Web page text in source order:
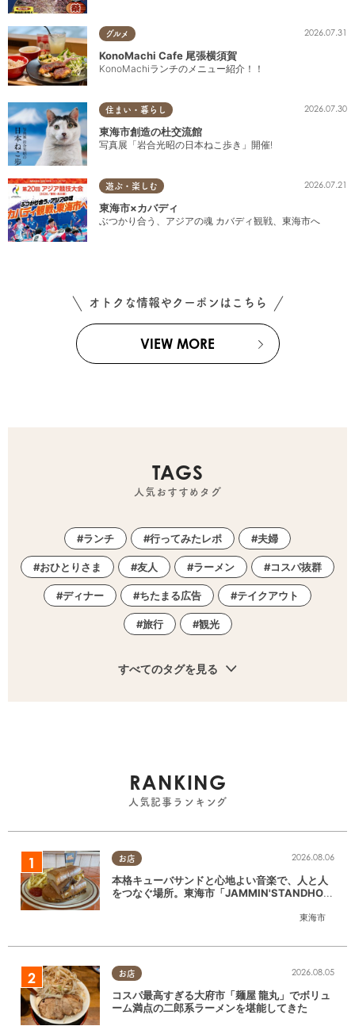
グルメ 2026.07.31
KonoMachi Cafe 尾張横須賀
KonoMachiランチのメニュー紹介！！
住まい・暮らし 2026.07.30
東海市創造の杜交流館
写真展「岩合光昭の日本ねこ歩き」開催!
遊ぶ・楽しむ 2026.07.21
東海市×カバディ
ぶつかり合う、アジアの魂 カバディ観戦、東海市へ
オトクな情報やクーポンはこちら
VIEW MORE
TAGS
人気おすすめタグ
ランチ 行ってみたレポ 夫婦
おひとりさま 友人 ラーメン コスパ抜群
ディナー ちたまる広告 テイクアウト
旅行 観光
すべてのタグを見る
RANKING
人気記事ランキング
お店
東海市
2026.08.06
本格キューバサンドと心地よい音楽で、人と人
をつなぐ場所。東海市「JAMMIN'STANDHOU
お店 2026.08.05
コスパ最高すぎる大府市「麺屋 龍丸」でボリュ
ーム満点の二郎系ラーメンを堪能してきた